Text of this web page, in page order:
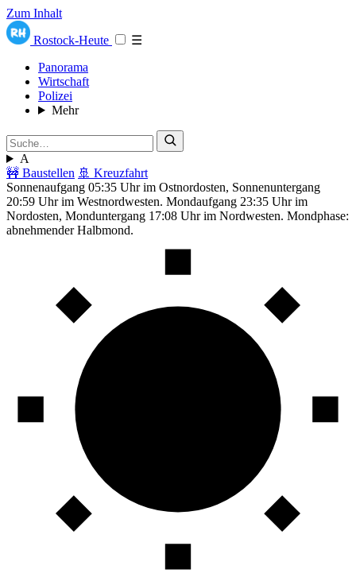
Zum Inhalt
Rostock-Heute
☰
Panorama
Wirtschaft
Polizei
Mehr
A
🚧 Baustellen 🚢 Kreuzfahrt
Sonnenaufgang 05:35 Uhr im Ostnordosten, Sonnenuntergang
20:59 Uhr im Westnordwesten. Mondaufgang 23:35 Uhr im
Nordosten, Monduntergang 17:08 Uhr im Nordwesten. Mondphase:
abnehmender Halbmond.